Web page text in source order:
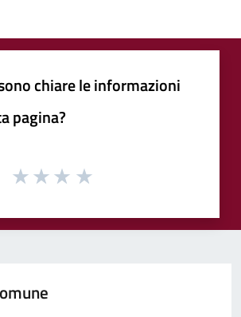
chiare le informazioni
pagina?